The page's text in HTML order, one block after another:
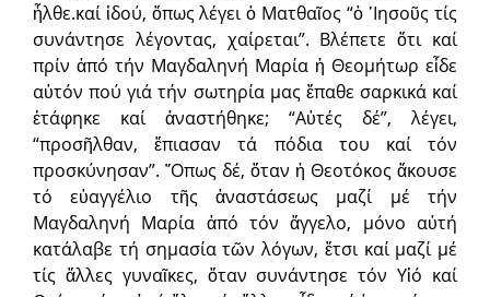
ἦλθε.καί ἰδού, ὅπως λέγει ὁ Ματθαῖος “ὁ ᾿Ιησοῦς τίς
συνάντησε λέγοντας, χαίρεται”. Βλέπετε ὅτι καί
πρίν ἀπό τήν Μαγδαληνή Μαρία ἡ Θεομήτωρ εἶδε
αὐτόν πού γιά τήν σωτηρία μας ἔπαθε σαρκικά καί
ἐτάφηκε καί ἀναστήθηκε; “Αὐτές δέ”, λέγει,
“προσῆλθαν, ἔπιασαν τά πόδια του καί τόν
προσκύνησαν”. ῞Οπως δέ, ὅταν ἡ Θεοτόκος ἄκουσε
τό εὐαγγέλιο τῆς ἀναστάσεως μαζί μέ τήν
Μαγδαληνή Μαρία ἀπό τόν ἄγγελο, μόνο αὐτή
κατάλαβε τή σημασία τῶν λόγων, ἔτσι καί μαζί μέ
τίς ἄλλες γυναῖκες, ὅταν συνάντησε τόν Υἱό καί